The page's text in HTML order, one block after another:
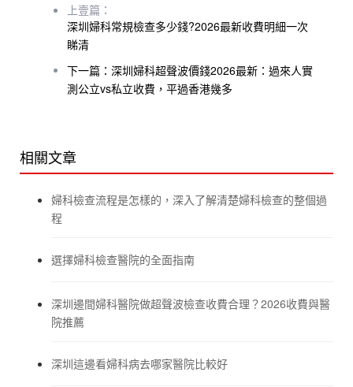
上壹篇：
深圳婦科常規檢查多少錢?2026最新收費明細一次
睇清
下一篇：深圳婦科超聲波價錢2026最新：過來人實
測公立vs私立收費，平過香港幾多
相關文章
婦科檢查流程是怎樣的，深入了解清楚婦科檢查的整個過
程
選擇婦科檢查醫院的全面指南
深圳邊間婦科醫院做超聲波檢查收費合理？2026收費與醫
院推薦
深圳這邊看婦科病去哪家醫院比較好